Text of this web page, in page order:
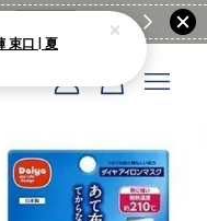
童裝
空的。
束口 | 夏